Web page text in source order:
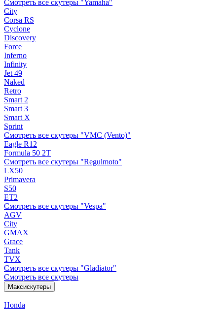
Смотреть все скутеры "Yamaha"
City
Corsa RS
Cyclone
Discovery
Force
Inferno
Infinity
Jet 49
Naked
Retro
Smart 2
Smart 3
Smart X
Sprint
Смотреть все скутеры "VMC (Vento)"
Eagle R12
Formula 50 2Т
Смотреть все скутеры "Regulmoto"
LX50
Primavera
S50
ET2
Смотреть все скутеры "Vespa"
AGV
City
GMAX
Grace
Tank
TVX
Смотреть все скутеры "Gladiator"
Смотреть все скутеры
Максискутеры
Honda